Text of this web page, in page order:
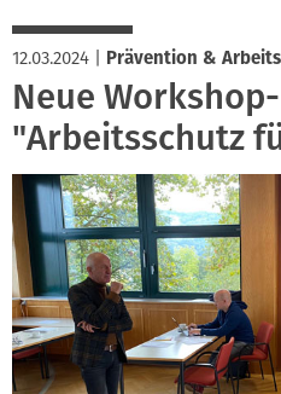
12.03.2024 Prävention &
Neue
"Arbeitsschutz